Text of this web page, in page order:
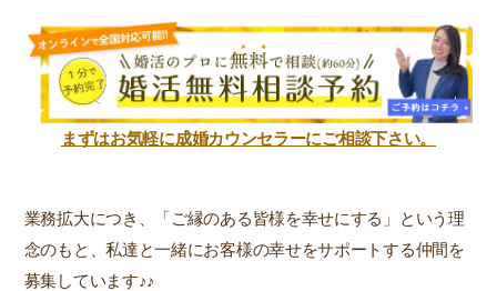
まずはお気軽に成婚カウンセラーにご相談下さい。
業務拡大につき、「ご縁のある皆様を幸せにする」という理
念のもと、私達と一緒にお客様の幸せをサポートする仲間を
募集しています♪♪